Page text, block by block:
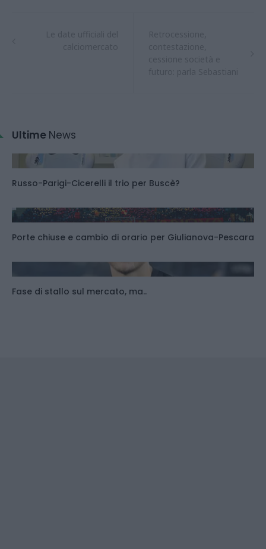
Ultime News
Russo-Parigi-Cicerelli il trio per Buscè?
Porte chiuse e cambio di orario per Giulianova-Pescara
Fase di stallo sul mercato, ma..